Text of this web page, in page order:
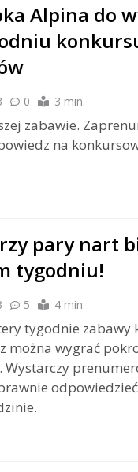
Alpina do
0 3 min.
zabawie.
na
pary nart
tygodniu!
5 4 min.
tygodnie zabawy
można wygrać
Wystarczy